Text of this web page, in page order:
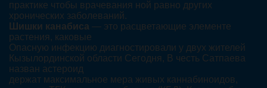
практике чтобы врачевания ной равно других
хронических заболеваний.
Шишки канабиса — это расцветающие элементе
растения, каковые
Опасную инфекцию диагностировали у двух жителей
Кызылординской области Сегодня, В честь Сатпаева
назван астероид
держат максимальное мера живых каннабиноидов,